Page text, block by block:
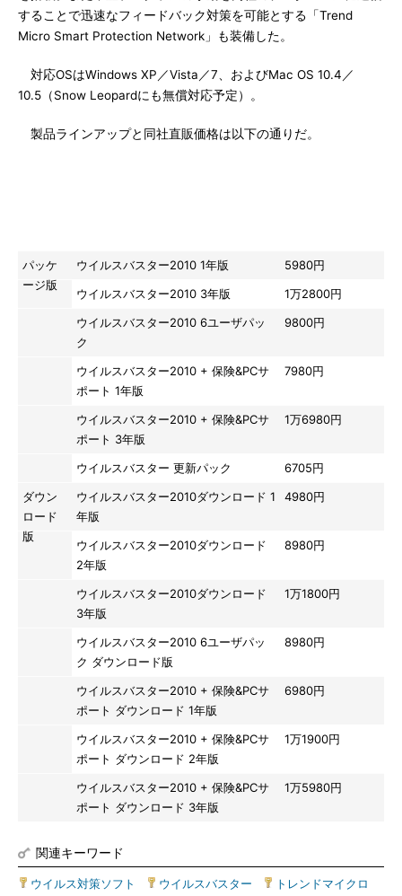
することで迅速なフィードバック対策を可能とする「Trend
Micro Smart Protection Network」も装備した。
対応OSはWindows XP／Vista／7、およびMac OS 10.4／
10.5（Snow Leopardにも無償対応予定）。
製品ラインアップと同社直販価格は以下の通りだ。
パッケ
ージ版
ウイルスバスター2010 1年版
5980円
ウイルスバスター2010 3年版
1万2800円
ウイルスバスター2010 6ユーザパッ
ク
9800円
ウイルスバスター2010 + 保険&PCサ
ポート 1年版
7980円
ウイルスバスター2010 + 保険&PCサ
ポート 3年版
1万6980円
ウイルスバスター 更新パック
6705円
ダウン
ロード
版
ウイルスバスター2010ダウンロード 1
年版
4980円
ウイルスバスター2010ダウンロード
2年版
8980円
ウイルスバスター2010ダウンロード
3年版
1万1800円
ウイルスバスター2010 6ユーザパッ
ク ダウンロード版
8980円
ウイルスバスター2010 + 保険&PCサ
ポート ダウンロード 1年版
6980円
ウイルスバスター2010 + 保険&PCサ
ポート ダウンロード 2年版
1万1900円
ウイルスバスター2010 + 保険&PCサ
ポート ダウンロード 3年版
1万5980円
関連キーワード
ウイルス対策ソフト ウイルスバスター トレンドマイクロ